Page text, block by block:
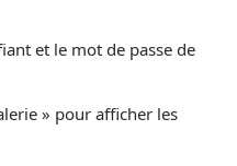
et le mot de passe de
» pour afficher les